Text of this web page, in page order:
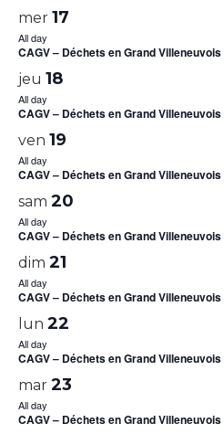
mer 17
All day
CAGV – Déchets en Grand Villeneuvois
jeu 18
All day
CAGV – Déchets en Grand Villeneuvois
ven 19
All day
CAGV – Déchets en Grand Villeneuvois
sam 20
All day
CAGV – Déchets en Grand Villeneuvois
dim 21
All day
CAGV – Déchets en Grand Villeneuvois
lun 22
All day
CAGV – Déchets en Grand Villeneuvois
mar 23
All day
CAGV – Déchets en Grand Villeneuvois